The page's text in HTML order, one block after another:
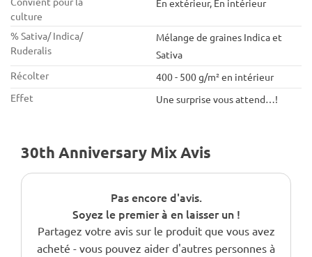
culture
En extérieur, En intérieur
% Sativa/ Indica/
Ruderalis
Mélange de graines Indica et
Sativa
Récolter
400 - 500 g/m² en intérieur
Effet
Une surprise vous attend…!
30th Anniversary Mix Avis
Pas encore d'avis.
Soyez le premier à en laisser un !
Partagez votre avis sur le produit que vous avez
acheté - vous pouvez aider d'autres personnes à